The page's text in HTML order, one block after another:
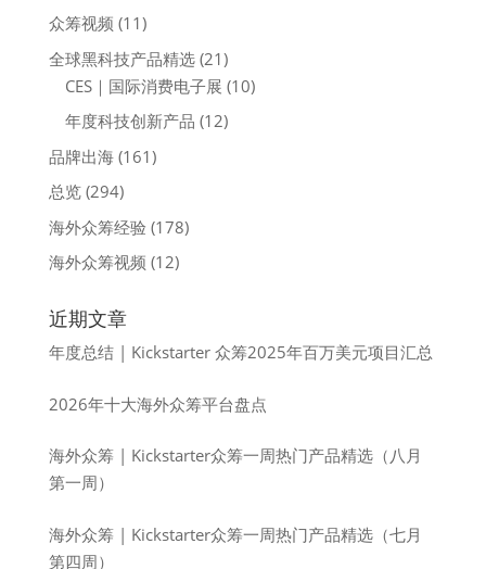
众筹视频 (11)
全球黑科技产品精选(21)
CES｜国际消费电子展 (10)
年度科技创新产品 (12)
品牌出海(161)
总览(294)
海外众筹经验 (178)
海外众筹视频 (12)
近期文章
年度总结 | Kickstarter 众筹2025年百万美元项目汇总
2026年十大海外众筹平台盘点
海外众筹 | Kickstarter众筹一周热门产品精选（八月
第一周）
海外众筹 | Kickstarter众筹一周热门产品精选（七月
第四周）